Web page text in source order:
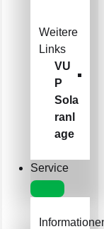
Weitere
Links
VU
P
Sola
ranl
age
Service